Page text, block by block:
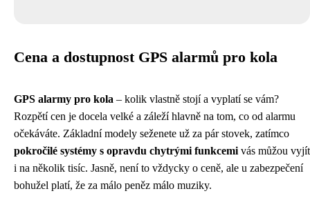
Cena a dostupnost GPS alarmů pro kola
GPS alarmy pro kola – kolik vlastně stojí a vyplatí se vám?
Rozpětí cen je docela velké a záleží hlavně na tom, co od alarmu
očekáváte. Základní modely seženete už za pár stovek, zatímco
pokročilé systémy s opravdu chytrými funkcemi vás můžou vyjít
i na několik tisíc. Jasně, není to vždycky o ceně, ale u zabezpečení
bohužel platí, že za málo peněz málo muziky.